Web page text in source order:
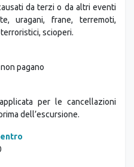
da terzi o da altri eventi
uragani, frane, terremoti,
scioperi.
pagano
per le cancellazioni
dell’escursione.